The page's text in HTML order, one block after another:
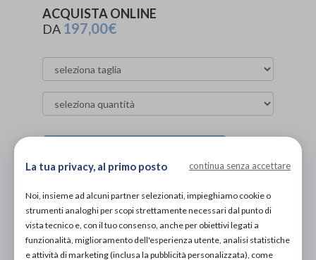
ACQUISTA ONLINE
DA 197,00€
Scarica il coupon
Aggiungi al carrello
La tua privacy, al primo posto continua senza accettare
Noi, insieme ad alcuni partner selezionati, impieghiamo cookie o
strumenti analoghi per scopi strettamente necessari dal punto di
vista tecnico e, con il tuo consenso, anche per obiettivi legati a
funzionalità, miglioramento dell'esperienza utente, analisi statistiche
e attività di marketing (inclusa la pubblicità personalizzata), come